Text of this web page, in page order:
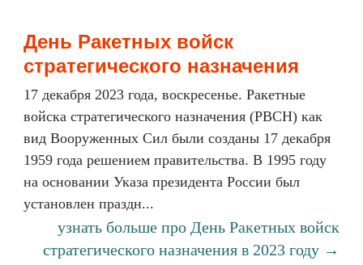
День Ракетных войск
стратегического назначения
17 декабря 2023 года, воскресенье. Ракетные
войска стратегического назначения (РВСН) как
вид Вооруженных Сил были созданы 17 декабря
1959 года решением правительства. В 1995 году
на основании Указа президента России был
установлен праздн...
узнать больше про День Ракетных войск
стратегического назначения в 2023 году →